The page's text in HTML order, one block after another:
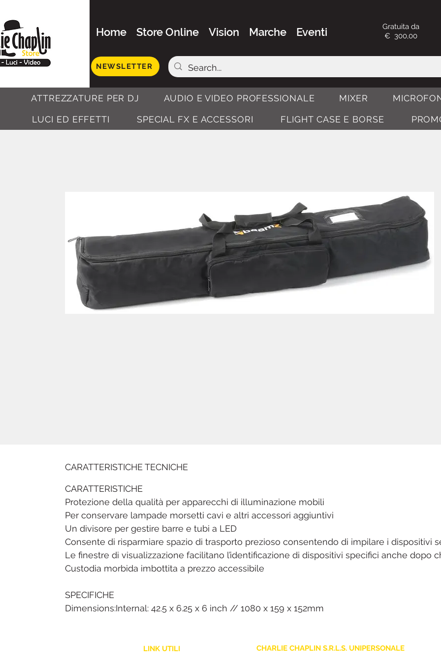
Home Store Online Vision Marche Eventi
Gratuita da
€ 300,00
NEWSLETTER
ATTREZZATURE PER DJ AUDIO E VIDEO PROFESSIONALE MIXER
LUCI ED EFFETTI SPECIAL FX E ACCESSORI FLIGHT CASE E BORSE
CARATTERISTICHE TECNICHE
CARATTERISTICHE
Protezione della qualità per apparecchi di illuminazione mobili
Per conservare lampade morsetti cavi e altri accessori aggiuntivi
Un divisore per gestire barre e tubi a LED
Consente di risparmiare spazio di trasporto prezioso consentendo di impilare i dispositivi
Le finestre di visualizzazione facilitano l’identificazione di dispositivi specifici anche dopo
Custodia morbida imbottita a prezzo accessibile
SPECIFICHE
Dimensions:Internal: 42.5 x 6.25 x 6 inch // 1080 x 159 x 152mm
LINK UTILI CHARLIE CHAPLIN S.R.L.S. UNIPERSONALE